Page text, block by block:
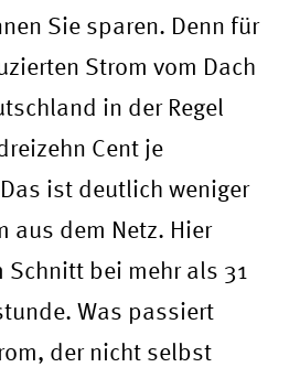
Sie sparen. Denn für
Strom vom Dach
in der Regel
Cent je
ist deutlich weniger
aus dem Netz. Hier
Schnitt bei mehr als 31
Was passiert
der nicht selbst